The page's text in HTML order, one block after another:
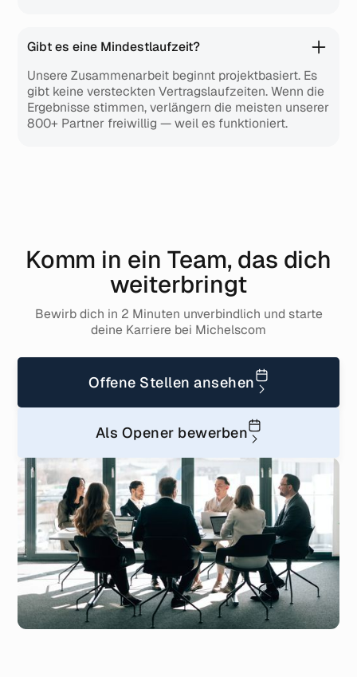
Gibt es eine Mindestlaufzeit?
Unsere Zusammenarbeit beginnt projektbasiert. Es
gibt keine versteckten Vertragslaufzeiten. Wenn die
Ergebnisse stimmen, verlängern die meisten unserer
800+ Partner freiwillig — weil es funktioniert.
Komm in ein Team, das dich
weiterbringt
Bewirb dich in 2 Minuten unverbindlich und starte
deine Karriere bei Michelscom
Offene Stellen ansehen
Als Opener bewerben